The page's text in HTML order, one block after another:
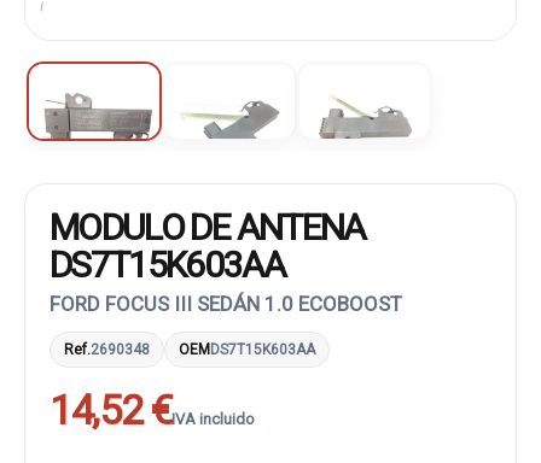
MODULO DE ANTENA
DS7T15K603AA
FORD FOCUS III SEDÁN 1.0 ECOBOOST
Ref.2690348 OEMDS7T15K603AA
14,52 €IVA incluido